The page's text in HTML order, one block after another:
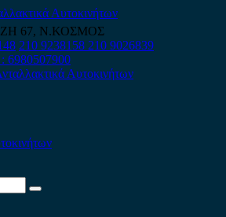
67, Ν.ΚΟΣΜΟΣ
210 9238158 210 9026839
6980507900